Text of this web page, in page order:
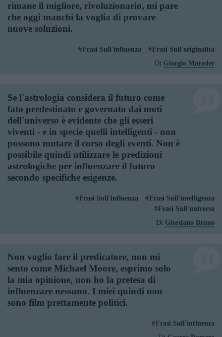
rimane il migliore, rivoluzionario, mi pare
che oggi manchi la voglia di provare
nuove soluzioni.
Frasi Sull'influenza
Frasi Sull'originalità
Di Giorgio Moroder
Se l'astrologia considera il futuro come
fato predestinato e governato dai moti
dell'universo è evidente che gli esseri
viventi - e in specie quelli intelligenti - non
possono mutare il corso degli eventi. Non è
possibile quindi utilizzare le predizioni
astrologiche per influenzare il futuro
secondo specifiche esigenze.
Frasi Sull'influenza
Frasi Sull'intelligenza
Frasi Sull'universo
Di Giordano Bruno
Non voglio fare il predicatore, non mi
sento come Michael Moore, esprimo solo
la mia opinione, non ho la pretesa di
influenzare nessuno. I miei quindi non
sono film prettamente politici.
Frasi Sull'influenza